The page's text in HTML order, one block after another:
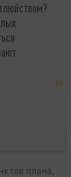
плана,